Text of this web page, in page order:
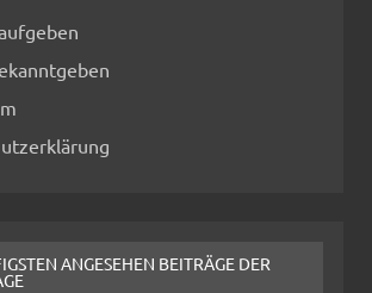
ANGESEHEN BEITRÄGE DER